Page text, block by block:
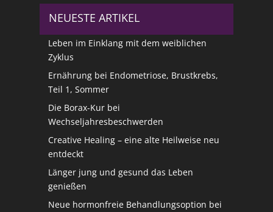
NEUESTE ARTIKEL
Leben im Einklang mit dem weiblichen
Zyklus
Ernährung bei Endometriose, Brustkrebs,
Teil 1, Sommer
Die Borax-Kur bei
Wechseljahresbeschwerden
Creative Healing – eine alte Heilweise neu
entdeckt
Länger jung und gesund das Leben
genießen
Neue hormonfreie Behandlungsoption bei